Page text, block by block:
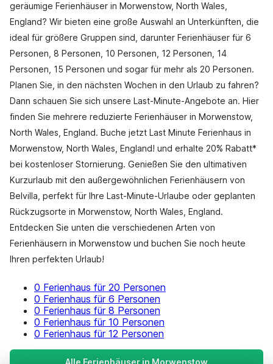
geräumige Ferienhäuser in Morwenstow, North Wales,
England? Wir bieten eine große Auswahl an Unterkünften, die
ideal für größere Gruppen sind, darunter Ferienhäuser für 6
Personen, 8 Personen, 10 Personen, 12 Personen, 14
Personen, 15 Personen und sogar für mehr als 20 Personen.
Planen Sie, in den nächsten Wochen in den Urlaub zu fahren?
Dann schauen Sie sich unsere Last-Minute-Angebote an. Hier
finden Sie mehrere reduzierte Ferienhäuser in Morwenstow,
North Wales, England. Buche jetzt Last Minute Ferienhaus in
Morwenstow, North Wales, England! und erhalte 20% Rabatt*
bei kostenloser Stornierung. Genießen Sie den ultimativen
Kurzurlaub mit den außergewöhnlichen Ferienhäusern von
Belvilla, perfekt für Ihre Last-Minute-Urlaube oder geplanten
Rückzugsorte in Morwenstow, North Wales, England.
Entdecken Sie unten die verschiedenen Arten von
Ferienhäusern in Morwenstow und buchen Sie noch heute
Ihren perfekten Urlaub!
0 Ferienhaus für 20 Personen
0 Ferienhaus für 6 Personen
0 Ferienhaus für 8 Personen
0 Ferienhaus für 10 Personen
0 Ferienhaus für 12 Personen
Alle Ferienhäuser in Morwenstow